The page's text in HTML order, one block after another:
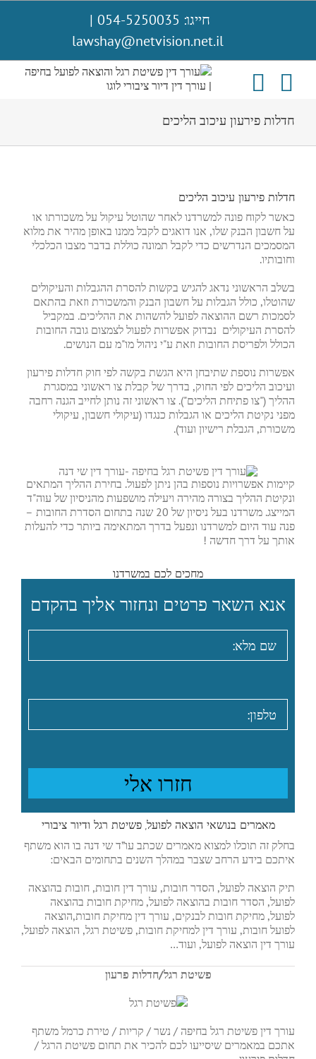
חייגו: 054-5250035
|
lawshay@netvision.net.il
חדלות פירעון עיכוב הליכים
חדלות פירעון עיכוב הליכים
כאשר לקוח פונה למשרדנו לאחר שהוטל עיקול על משכורתו או
על חשבון הבנק שלו, אנו דואגים לקבל ממנו באופן מהיר את מלוא
המסמכים הנדרשים כדי לקבל תמונה כוללת בדבר מצבו הכלכלי
וחובותיו.
בשלב הראשוני נדאג להגיש בקשות להסרת ההגבלות והעיקולים
שהוטלו, כולל הגבלות על חשבון הבנק והמשכורת וזאת בהתאם
לסמכות רשם ההוצאה לפועל להשהות את ההליכים. במקביל
להסרת העיקולים נבדוק אפשרות לפעול לצמצום גובה החובות
הכולל ולפריסת החובות וזאת ע"י ניהול מו"מ עם הנושים.
אפשרות נוספת שתיבחן היא הגשת בקשה לפי חוק חדלות פירעון
ועיכוב הליכים לפי החוק, בדרך של קבלת צו ראשוני במסגרת
ההליך ("צו פתיחת הליכים"). צו ראשוני זה נותן לחייב הגנה רחבה
מפני נקיטת הליכים או הגבלות כנגדו (עיקולי חשבון, עיקולי
משכורת, הגבלת רישיון ועוד).
קיימות אפשרויות נוספות בהן ניתן לפעול. בחירת ההליך המתאים
ונקיטת ההליך בצורה מהירה ויעילה מושפעות מהניסיון של עוה"ד
המייצג. משרדנו בעל ניסיון של 20 שנה בתחום הסדרת החובות –
פנה עוד היום למשרדנו ונפעל בדרך המתאימה ביותר כדי להעלות
אותך על דרך חדשה !
מחכים לכם במשרדנו
אנא השאר פרטים ונחזור אליך בהקדם
מאמרים בנושאי הוצאה לפועל, פשיטת רגל ודיור ציבורי
בחלק זה תוכלו למצוא מאמרים שכתב עו”ד שי דנה בו הוא משתף
איתכם בידע הרחב שצבר במהלך השנים בתחומים הבאים:
תיק הוצאה לפועל, הסדר חובות, עורך דין חובות, חובות בהוצאה
לפועל, הסדר חובות בהוצאה לפועל, מחיקת חובות בהוצאה
לפועל, מחיקת חובות לבנקים, עורך דין מחיקת חובות,הוצאה
לפועל חובות, עורך דין למחיקת חובות, פשיטת רגל, הוצאה לפועל,
עורך דין הוצאה לפועל, ועוד…
פשיטת רגל/חדלות פרעון
עורך דין פשיטת רגל בחיפה / נשר / קריות / טירת כרמל משתף
אתכם במאמרים שיסייעו לכם להכיר את תחום פשיטת הרגל /